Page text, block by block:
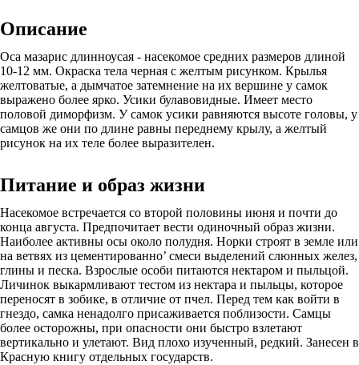
Описание
Оса мазарис длинноусая - насекомое средних размеров длиной
10-12 мм. Окраска тела черная с желтым рисунком. Крылья
желтоватые, а дымчатое затемнение на их вершине у самок
выражено более ярко. Усики булавовидные. Имеет место
половой диморфизм. У самок усики равняются высоте головы, у
самцов же они по длине равны переднему крылу, а желтый
рисунок на их теле более выразителен.
Питание и образ жизни
Насекомое встречается со второй половины июня и почти до
конца августа. Предпочитает вести одиночный образ жизни.
Наиболее активны осы около полудня. Норки строят в земле или
на ветвях из цементированно’ смеси выделений слюнных желез,
глины и песка. Взрослые особи питаются нектаром и пыльцой.
Личинок выкармливают тестом из нектара и пыльцы, которое
переносят в зобике, в отличие от пчел. Перед тем как войти в
гнездо, самка ненадолго присаживается поблизости. Самцы
более осторожны, при опасности они быстро взлетают
вертикально и улетают. Вид плохо изученный, редкий. Занесен в
Красную книгу отдельных государств.